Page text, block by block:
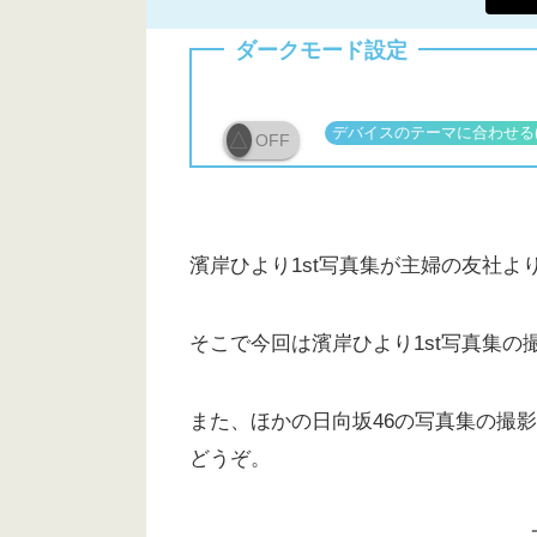
ダークモード設定
OFF
濱岸ひより1st写真集が主婦の友社よ
そこで今回は濱岸ひより1st写真集の
また、ほかの日向坂46の写真集の撮
どうぞ。